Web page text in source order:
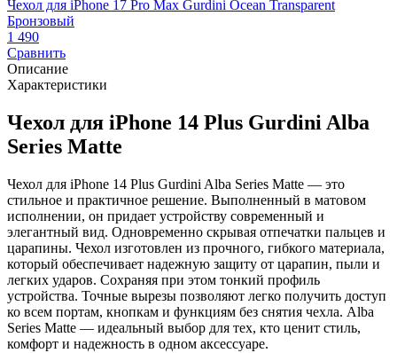
Чехол для iPhone 17 Pro Max Gurdini Ocean Transparent
Бронзовый
1 490
Сравнить
Описание
Характеристики
Чехол для iPhone 14 Plus Gurdini Alba
Series Matte
Чехол для iPhone 14 Plus Gurdini Alba Series Matte — это
стильное и практичное решение. Выполненный в матовом
исполнении, он придает устройству современный и
элегантный вид. Одновременно скрывая отпечатки пальцев и
царапины. Чехол изготовлен из прочного, гибкого материала,
который обеспечивает надежную защиту от царапин, пыли и
легких ударов. Сохраняя при этом тонкий профиль
устройства. Точные вырезы позволяют легко получить доступ
ко всем портам, кнопкам и функциям без снятия чехла. Alba
Series Matte — идеальный выбор для тех, кто ценит стиль,
комфорт и надежность в одном аксессуаре.